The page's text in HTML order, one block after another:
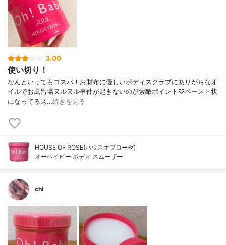
3.00
使い切り！
なんといってもコスパ！お財布に優しいボディスクラブにありがちなオ
イルでお風呂場ヌルヌル事件が起きないのが素敵ポイント♡ペースト状
になってるス…続きを見る
HOUSE OF ROSE(ハウスオブローゼ)
オーベイビー ボディ スムーザー
chi